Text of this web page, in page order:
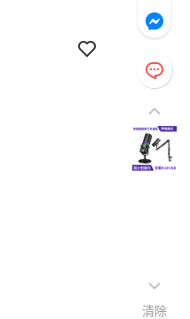
清除